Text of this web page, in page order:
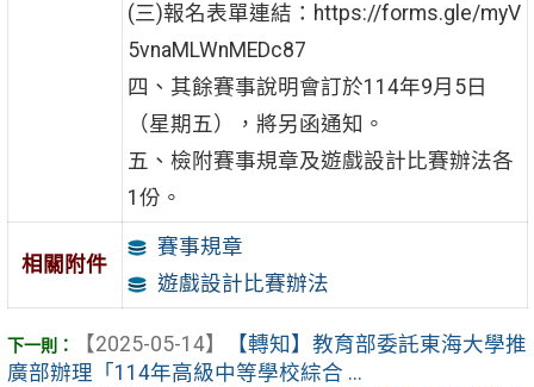
(三)報名表單連結：https://forms.gle/myV
5vnaMLWnMEDc87
四、其餘賽事說明會訂於114年9月5日
（星期五），將另函通知。
五、檢附賽事規章及遊戲設計比賽辦法各
1份。
相關附件
賽事規章
遊戲設計比賽辦法
【2025-05-14】
【轉知】教育部委託東海大學推
廣部辦理「114年高級中等學校綜合 ...